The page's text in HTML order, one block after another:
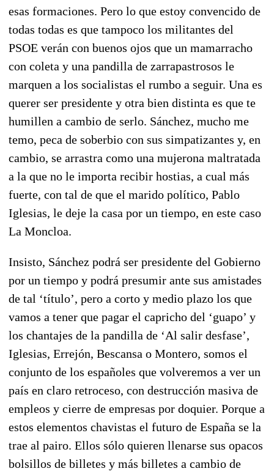
esas formaciones. Pero lo que estoy convencido de
todas todas es que tampoco los militantes del
PSOE verán con buenos ojos que un mamarracho
con coleta y una pandilla de zarrapastrosos le
marquen a los socialistas el rumbo a seguir. Una es
querer ser presidente y otra bien distinta es que te
humillen a cambio de serlo. Sánchez, mucho me
temo, peca de soberbio con sus simpatizantes y, en
cambio, se arrastra como una mujerona maltratada
a la que no le importa recibir hostias, a cual más
fuerte, con tal de que el marido político, Pablo
Iglesias, le deje la casa por un tiempo, en este caso
La Moncloa.
Insisto, Sánchez podrá ser presidente del Gobierno
por un tiempo y podrá presumir ante sus amistades
de tal ‘título’, pero a corto y medio plazo los que
vamos a tener que pagar el capricho del ‘guapo’ y
los chantajes de la pandilla de ‘Al salir desfase’,
Iglesias, Errejón, Bescansa o Montero, somos el
conjunto de los españoles que volveremos a ver un
país en claro retroceso, con destrucción masiva de
empleos y cierre de empresas por doquier. Porque a
estos elementos chavistas el futuro de España se la
trae al pairo. Ellos sólo quieren llenarse sus opacos
bolsillos de billetes y más billetes a cambio de